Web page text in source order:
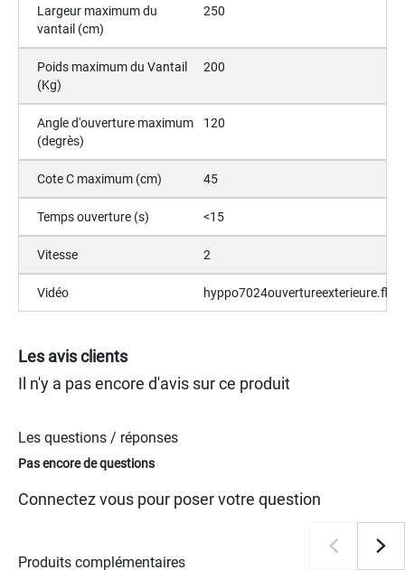
Largeur maximum du
vantail (cm)
250
Poids maximum du Vantail
(Kg)
200
Angle d'ouverture maximum
(degrès)
120
Cote C maximum (cm) 45
Temps ouverture (s) <15
Vitesse 2
Vidéo hyppo7024ouvertureexterieure.flv
Les avis clients
Il n'y a pas encore d'avis sur ce produit
Les questions / réponses
Pas encore de questions
Connectez vous pour poser votre question
Produits complémentaires